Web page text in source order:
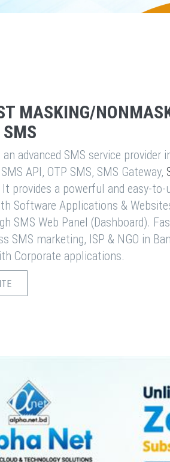
MASKING/
an advanced SMS service
API, OTP SMS, SMS Gateway,
provides a powerful and easy-to-
Software Applications &
SMS Web Panel (Dashboard).
SMS marketing, ISP & NGO in
Corporate applications.